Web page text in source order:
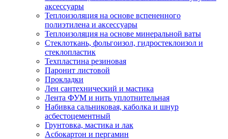
аксессуары
Теплоизоляция на основе вспененного
полиэтилена и аксессуары
Теплоизоляция на основе минеральной ваты
Стеклоткань, фольгоизол, гидростеклоизол и
стеклопластик
Техпластина резиновая
Паронит листовой
Прокладки
Лен сантехнический и мастика
Лента ФУМ и нить уплотнительная
Набивка сальниковая, каболка и шнур
асбестоцементный
Грунтовка, мастика и лак
Асбокартон и пергамин